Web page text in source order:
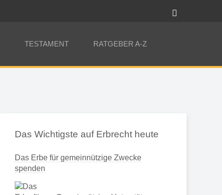
TESTAMENT RATGEBER A-Z
Das Wichtigste auf Erbrecht heute
Das Erbe für gemeinnützige Zwecke
spenden